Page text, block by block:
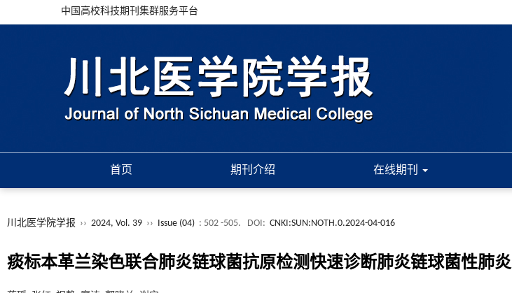
中国高校科技期刊集群服务平台
首页 期刊介绍 在线期刊
川北医学院学报 ›› 2024, Vol. 39 ›› Issue (04) : 502 -505. DOI: CNKI:SUN:NOTH.0.2024-04-016
痰标本革兰染色联合肺炎链球菌抗原检测快速诊断肺炎链球菌性肺炎